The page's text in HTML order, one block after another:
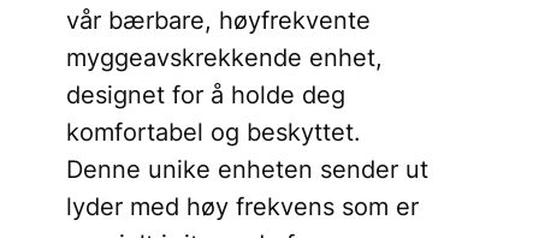
vår bærbare, høyfrekvente
myggeavskrekkende enhet,
designet for å holde deg
komfortabel og beskyttet.
Denne unike enheten sender ut
lyder med høy frekvens som er